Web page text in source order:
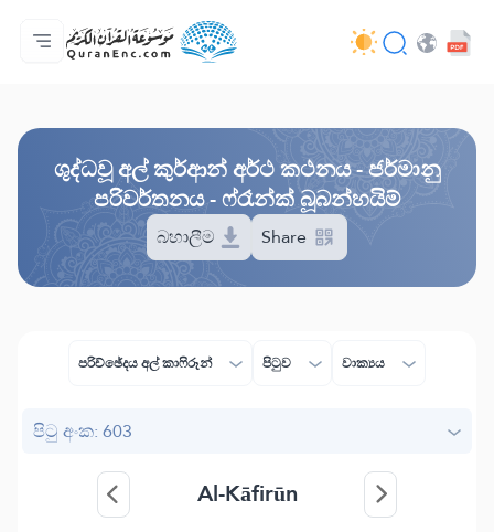
මුල් පිටුව
පරිවර්තන පටුන
Audio
සංවර්ධක සේවා - API
ව්‍යාපෘතිය ගැන
අප අමතන්න
භාෂාව
ශුද්ධවූ අල් කුර්ආන් අර්ථ කථනය - ජර්මානු
පරිවර්තනය - ෆ්රෑන්ක් බූබන්හයිම්
බහාලීම Share
පරිච්ඡේදය අල් කාෆිරූන් පිටුව වාක්‍යය
පිටු අංක: 603
Al-Kāfirūn